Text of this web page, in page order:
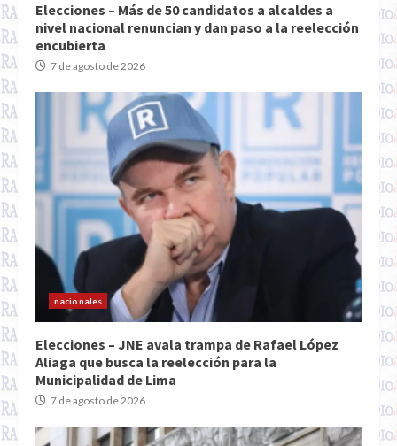
Elecciones – Más de 50 candidatos a alcaldes a
nivel nacional renuncian y dan paso a la reelección
encubierta
7 de agosto de 2026
nacionales
Elecciones – JNE avala trampa de Rafael López
Aliaga que busca la reelección para la
Municipalidad de Lima
7 de agosto de 2026